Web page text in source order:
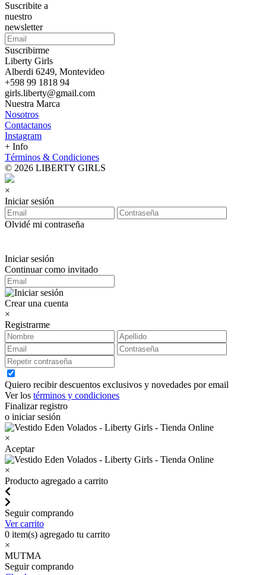
Suscribite a
nuestro
newsletter
Suscribirme
Liberty Girls
Alberdi 6249, Montevideo
+598 99 1818 94
girls.liberty@gmail.com
Nuestra Marca
Nosotros
Contactanos
Instagram
+ Info
Términos & Condiciones
© 2026 LIBERTY GIRLS
×
Iniciar sesión
Olvidé mi contraseña
Iniciar sesión
Continuar como invitado
Crear una cuenta
×
Registrarme
Quiero recibir descuentos exclusivos y novedades por email
Ver los términos y condiciones
Finalizar registro
o iniciar sesión
×
Aceptar
×
Producto agregado a carrito
Seguir comprando
Ver carrito
0 item(s) agregado tu carrito
×
MUTMA
Seguir comprando